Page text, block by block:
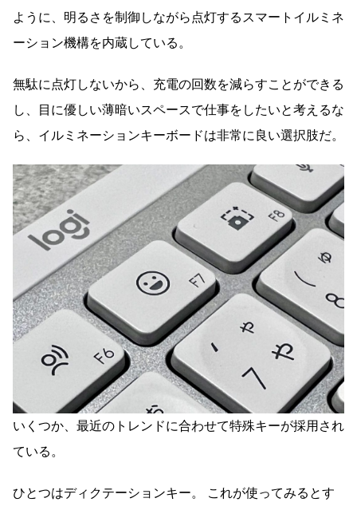
ように、明るさを制御しながら点灯するスマートイルミネ
ーション機構を内蔵している。
無駄に点灯しないから、充電の回数を減らすことができる
し、目に優しい薄暗いスペースで仕事をしたいと考えるな
ら、イルミネーションキーボードは非常に良い選択肢だ。
いくつか、最近のトレンドに合わせて特殊キーが採用され
ている。
ひとつはディクテーションキー。 これが使ってみるとす